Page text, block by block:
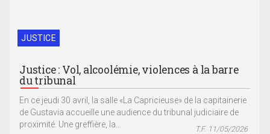
JUSTICE
Justice : Vol, alcoolémie, violences à la barre
du tribunal
En ce jeudi 30 avril, la salle «La Capricieuse» de la capitainerie
de Gustavia accueille une audience du tribunal judiciaire de
proximité. Une greffière, la...
T.F. 11/05/2026